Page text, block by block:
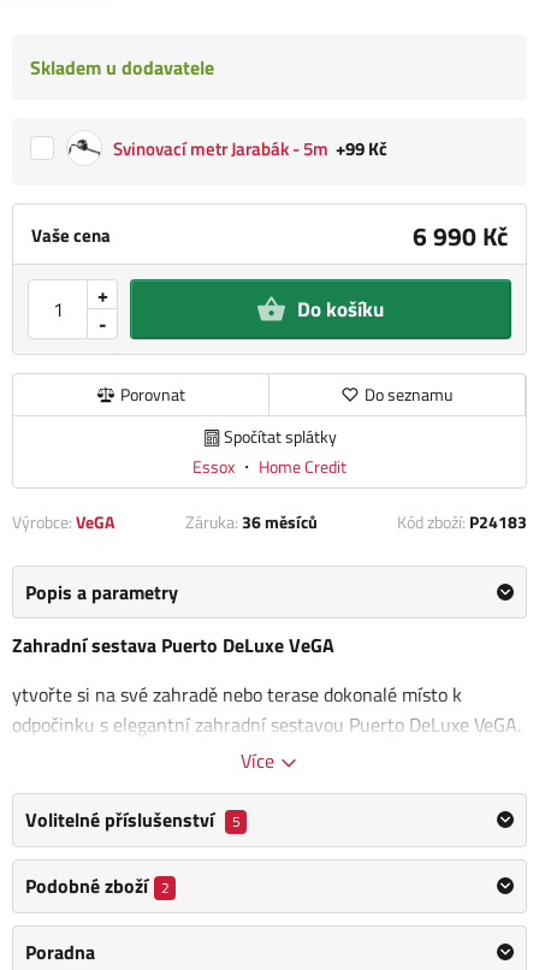
Vaše cena 6 990 Kč
-
+ Do košíku
Porovnat
Do seznamu
Spočítat splátky
Essox ・ Home Credit
Skladem u dodavatele
Svinovací metr Jarabák - 5m +99 Kč
Výrobce:VeGA Záruka:36 měsíců Kód zboží: P24183
Popis a parametry
Zahradní sestava Puerto DeLuxe VeGA
ytvořte si na své zahradě nebo terase dokonalé místo k
odpočinku s elegantní zahradní sestavou Puerto DeLuxe VeGA.
Tento nábytek zaujme originální povrchovou strukturou,
venkovního prostoru moderní a útulný styl.
Sestava je ideální
pro rodinná setkání, grilování s přáteli i relaxaci u bazénu.
Umělý ratan je vysoce odolný materiál s dlouhou životností,
který skvěle odolává dešti, vlhkosti i UV záření.Nepodléhá
hnilobě, plísni ani praskání, na rozdíl od přírodních materiálů
Více
Volitelné příslušenství 5
Podobné zboží 2
Poradna